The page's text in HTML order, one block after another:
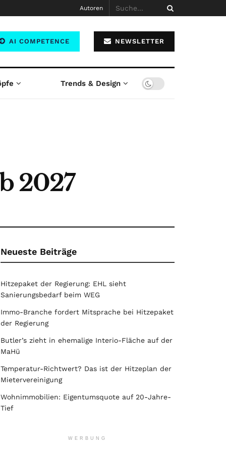
Autoren
AI COMPETENCE NEWSLETTER
Trends & Design
2027
Neueste Beiträge
Hitzepaket der Regierung: EHL sieht
Sanierungsbedarf beim WEG
Immo-Branche fordert Mitsprache bei Hitzepaket
der Regierung
Butler’s zieht in ehemalige Interio-Fläche auf der
MaHü
Temperatur-Richtwert? Das ist der Hitzeplan der
Mietervereinigung
Wohnimmobilien: Eigentumsquote auf 20-Jahre-
Tief
WERBUNG